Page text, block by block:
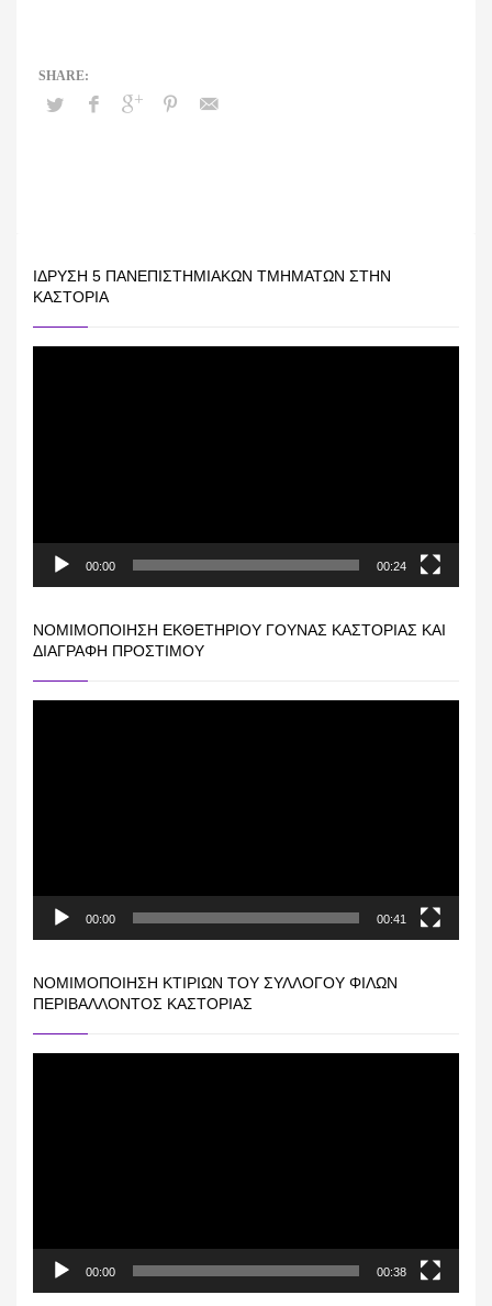
ΊΔΡΥΣΗ 5 ΠΑΝΕΠΙΣΤΗΜΙΑΚΏΝ ΤΜΗΜΆΤΩΝ ΣΤΗΝ
ΚΑΣΤΟΡΙΆ
00:00 00:24
ΝΟΜΙΜΟΠΟΊΗΣΗ ΕΚΘΕΤΗΡΊΟΥ ΓΟΎΝΑΣ ΚΑΣΤΟΡΙΆΣ ΚΑΙ
ΔΙΑΓΡΑΦΉ ΠΡΟΣΤΊΜΟΥ
00:00 00:41
ΝΟΜΙΜΟΠΟΊΗΣΗ ΚΤΙΡΊΩΝ ΤΟΥ ΣΥΛΛΌΓΟΥ ΦΊΛΩΝ
ΠΕΡΙΒΆΛΛΟΝΤΟΣ ΚΑΣΤΟΡΙΆΣ
00:00 00:38